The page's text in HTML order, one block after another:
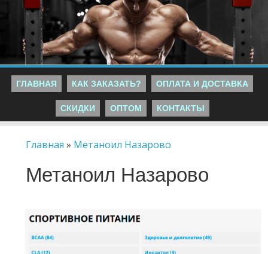
ГЛАВНАЯ КАК ЗАКАЗАТЬ? ОПЛАТА И ДОСТАВКА
СКИДКИ ОПТОМ КОНТАКТЫ
Главная » Метаноил Назарово
Метаноил Назарово